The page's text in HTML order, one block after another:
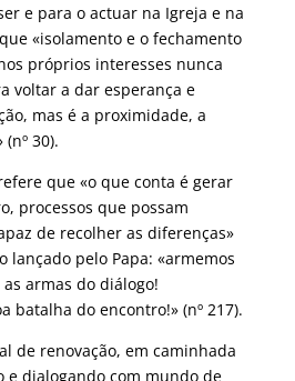
e para o actuar na Igreja e na
«isolamento e o fechamento
próprios interesses nunca
voltar a dar esperança e
mas é a proximidade, a
30).
que «o que conta é gerar
processos que possam
de recolher as diferenças»
lançado pelo Papa: «armemos
armas do diálogo!
batalha do encontro!» (nº 217).
de renovação, em caminhada
e dialogando com mundo de